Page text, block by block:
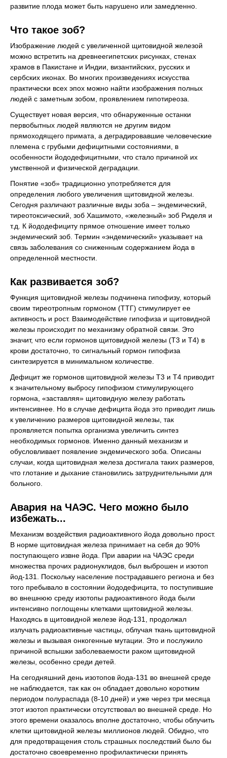
развитие плода может быть нарушено или замедленно.
Что такое зоб?
Изображение людей с увеличенной щитовидной железой
можно встретить на древнеегипетских рисунках, стенах
храмов в Пакистане и Индии, византийских, русских и
сербских иконах. Во многих произведениях искусства
практически всех эпох можно найти изображения полных
людей с заметным зобом, проявлением гипотиреоза.
Существует новая версия, что обнаруженные останки
первобытных людей являются не другим видом
прямоходящего примата, а деградировавшие человеческие
племена с грубыми дефицитными состояниями, в
особенности йододефицитными, что стало причиной их
умственной и физической деградации.
Понятие «зоб» традиционно употребляется для
определения любого увеличения щитовидной железы.
Сегодня различают различные виды зоба – эндемический,
тиреотоксический, зоб Хашимото, «железный» зоб Риделя и
т.д. К йододефициту прямое отношение имеет только
эндемический зоб. Термин «эндемический» указывает на
связь заболевания со сниженным содержанием йода в
определенной местности.
Как развивается зоб?
Функция щитовидной железы подчинена гипофизу, который
своим тиреотропным гормоном (ТТГ) стимулирует ее
активность и рост. Взаимодействие гипофиза и щитовидной
железы происходит по механизму обратной связи. Это
значит, что если гормонов щитовидной железы (Т3 и Т4) в
крови достаточно, то сигнальный гормон гипофиза
синтезируется в минимальном количестве.
Дефицит же гормонов щитовидной железы Т3 и Т4 приводит
к значительному выбросу гипофизом стимулирующего
гормона, «заставляя» щитовидную железу работать
интенсивнее. Но в случае дефицита йода это приводит лишь
к увеличению размеров щитовидной железы, так
проявляется попытка организма увеличить синтез
необходимых гормонов. Именно данный механизм и
обусловливает появление эндемического зоба. Описаны
случаи, когда щитовидная железа достигала таких размеров,
что глотание и дыхание становились затруднительными для
больного.
Авария на ЧАЭС. Чего можно было
избежать...
Механизм воздействия радиоактивного йода довольно прост.
В норме щитовидная железа принимает на себя до 90%
поступающего извне йода. При аварии на ЧАЭС среди
множества прочих радионуклидов, был выброшен и изотоп
йод-131. Поскольку население пострадавшего региона и без
того пребывало в состоянии йододефицита, то поступившие
во внешнюю среду изотопы радиоактивного йода были
интенсивно поглощены клетками щитовидной железы.
Находясь в щитовидной железе йод-131, продолжал
излучать радиоактивные частицы, облучая ткань щитовидной
железы и вызывая онкогенные мутации. Это и послужило
причиной вспышки заболеваемости раком щитовидной
железы, особенно среди детей.
На сегодняшний день изотопов йода-131 во внешней среде
не наблюдается, так как он обладает довольно коротким
периодом полураспада (8-10 дней) и уже через три месяца
этот изотоп практически отсутствовал во внешней среде. Но
этого времени оказалось вполне достаточно, чтобы облучить
клетки щитовидной железы миллионов людей. Обидно, что
для предотвращения столь страшных последствий было бы
достаточно своевременно профилактически принять